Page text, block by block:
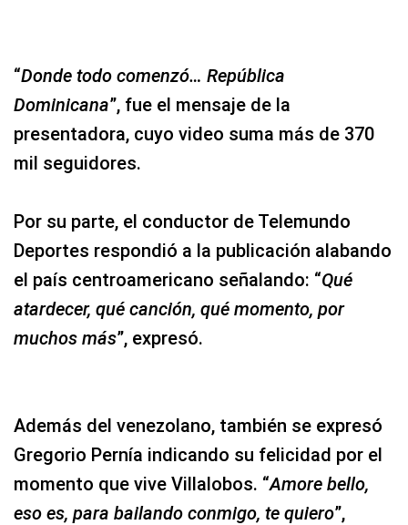
“Donde todo comenzó… República
Dominicana”, fue el mensaje de la
presentadora, cuyo video suma más de 370
mil seguidores.
Por su parte, el conductor de Telemundo
Deportes respondió a la publicación alabando
el país centroamericano señalando: “Qué
atardecer, qué canción, qué momento, por
muchos más”, expresó.
Además del venezolano, también se expresó
Gregorio Pernía indicando su felicidad por el
momento que vive Villalobos. “Amore bello,
eso es, para bailando conmigo, te quiero”,